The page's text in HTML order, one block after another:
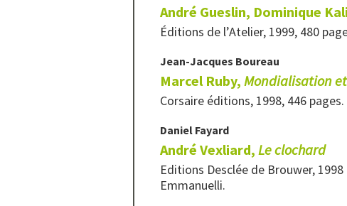
André Gueslin, Dominique
Éditions de l’Atelier, 1999, 480
Jean-Jacques Boureau
Marcel Ruby, Mondialisation
Corsaire éditions, 1998, 446 pages.
Daniel Fayard
André Vexliard, Le clochard
Editions Desclée de Brouwer, 1998
Emmanuelli.